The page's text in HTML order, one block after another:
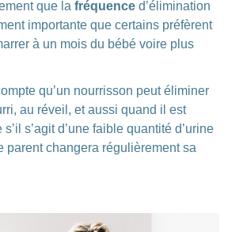
que la fréquence d’élimination
importante que certains préfèrent
à un mois du bébé voire plus
qu’un nourrisson peut éliminer
au réveil, et aussi quand il est
s’agit d’une faible quantité d’urine
parent changera régulièrementsa